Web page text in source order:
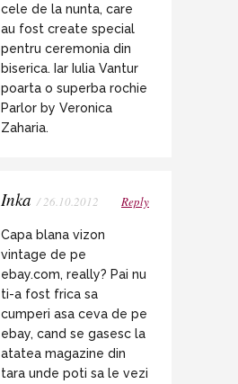
cele de la nunta, care
au fost create special
pentru ceremonia din
biserica. Iar Iulia Vantur
poarta o superba rochie
Parlor by Veronica
Zaharia.
Inka / 26.10.2012 Reply
Capa blana vizon
vintage de pe
ebay.com, really? Pai nu
ti-a fost frica sa
cumperi asa ceva de pe
ebay, cand se gasesc la
atatea magazine din
tara unde poti sa le vezi